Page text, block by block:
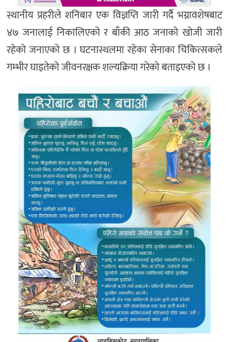
स्थानीय प्रहरीले शनिबार एक विज्ञप्ति जारी गर्दै भग्नावशेषबाट
४७ जनालाई निकालिएको र बाँकी आठ जनाको खोजी जारी
रहेको जनाएको छ । घटनास्थलमा रहेका सेनाका चिकित्सकले
गम्भीर घाइतेको जीवनरक्षक शल्यक्रिया गरेको बताइएको छ ।